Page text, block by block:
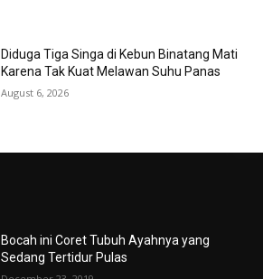
Diduga Tiga Singa di Kebun Binatang Mati
Karena Tak Kuat Melawan Suhu Panas
August 6, 2026
Bocah ini Coret Tubuh Ayahnya yang
Sedang Tertidur Pulas